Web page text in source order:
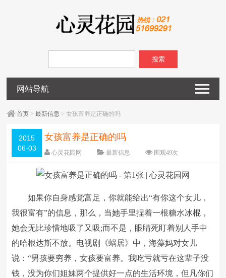
搜索
网站导航
首页 >最新信息 > 女孩富养是正确的吗
2015
06-03
女孩富养是正确的吗
心灵花园网 最新信息 围观49次
字体：大 中 小
如果你自身感觉富足，你就能给出“有你这个女儿，
我很富有”的信息，那么，当她手里捏着一根糖水冰棍，
她会无比珍惜地吸了又吸;而不是，眼睛死盯着别人手中
的哈根达斯不放。电视剧《蜗居》中，海藻妈对女儿
说：“男孩要穷养，女孩要富养。我吃亏就亏在这辈子没
钱，没为你们姐妹两个提供好一点的生活环境，但凡你们